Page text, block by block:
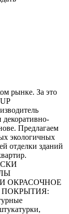
рынке. За это
декоративно-
Предлагаем
экологичных
отделки зданий
ОКРАСОЧНОЕ